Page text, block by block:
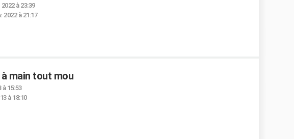
2022 à 23:39
2022 à 21:17
main tout mou
à 15:53
à 18:10